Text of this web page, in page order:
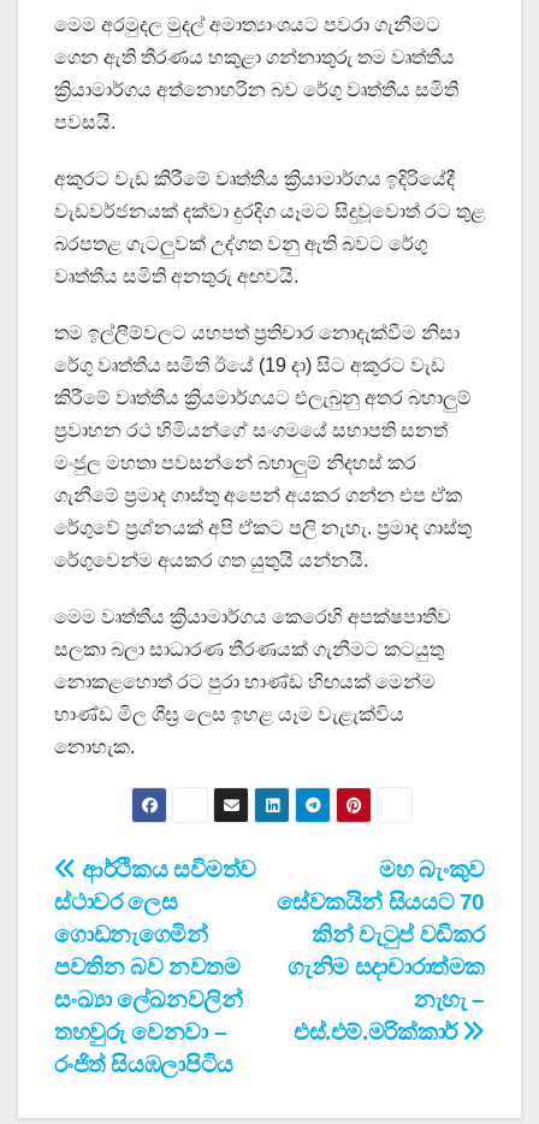
මෙම අරමුදල මුදල් අමාත්‍යාංශයට පවරා ගැනීමට
ගෙන ඇති තීරණය හකුළා ගන්නාතුරු තම වෘත්තීය
ක්‍රියාමාර්ගය අත්නොහරින බව රේගු වෘත්තීය සමිති
පවසයි.
අකුරට වැඩ කිරීමේ වෘත්තීය ක්‍රියාමාර්ගය ඉදිරියේදී
වැඩවර්ජනයක් දක්වා දුරදිග යෑමට සිදුවූවොත් රට තුළ
බරපතළ ගැටලුවක් උද්ගත වනු ඇති බවට රේගු
වෘත්තීය සමිති අනතුරු අඟවයි.
තම ඉල්ලීම්වලට යහපත් ප්‍රතිචාර නොදැක්වීම නිසා
රේගු වෘත්තීය සමිති ඊයේ (19 දා) සිට අකුරට වැඩ
කිරීමේ වෘත්තීය ක්‍රියමාර්ගයට එලැබුනු අතර බහාලුම්
ප්‍රවාහන රථ හිමියන්ගේ සංගමයේ සභාපති සනත්
මංජුල මහතා පවසන්නේ බහාලු‍ම් නිදහස් කර
ගැනීමේ ප්‍රමාද ගාස්තු අපෙන් අයකර ගන්න එප ඒක
රේගුවේ ප්‍රශ්නයක් අපි ඒකට පලි නැහැ. ප්‍රමාද ගාස්තු
රේගුවෙන්ම අයකර ගත යුතුයි යන්නයි.
මෙම වෘත්තීය ක්‍රියාමාර්ගය කෙරෙහි අපක්ෂපාතීව
සලකා බලා සාධාරණ තීරණයක් ගැනීමට කටයුතු
නොකළහොත් රට පුරා භාණ්ඩ හිඟයක් මෙන්ම
භාණ්ඩ මිල ශීඝ්‍ර ලෙස ඉහළ යෑම වැළැක්විය
නොහැක.
Post
navigation
මහ බැංකුව
සේවකයින් සියයට 70
කින් වැටුප් වඩිකර
ගැනිම සදාචාරාත්මක
නැහැ –
එස්.එම්.මරික්කාර්
ආර්ථිකය සවිමත්ව
ස්ථාවර ලෙස
ගොඩනැගෙමින්
පවතින බව නවතම
සංඛ්‍යා ලේඛනවලින්
තහවුරු වෙනවා –
රංජිත් සියඹලාපිටිය